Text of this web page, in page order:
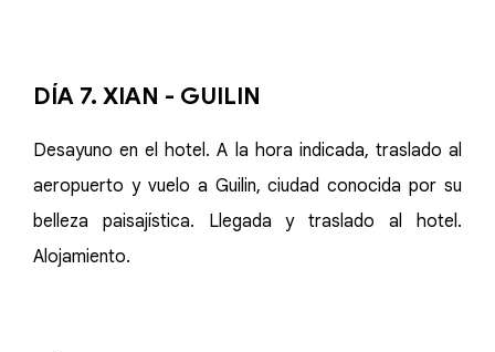
DÍA 7. XIAN - GUILIN
Desayuno en el hotel. A la hora indicada, traslado al
aeropuerto y vuelo a Guilin, ciudad conocida por su
belleza paisajística. Llegada y traslado al hotel.
Alojamiento.